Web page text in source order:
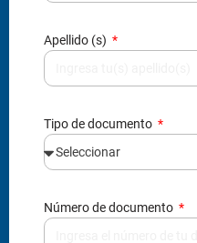
Apellido (s)
Tipo de documento
Número de documento